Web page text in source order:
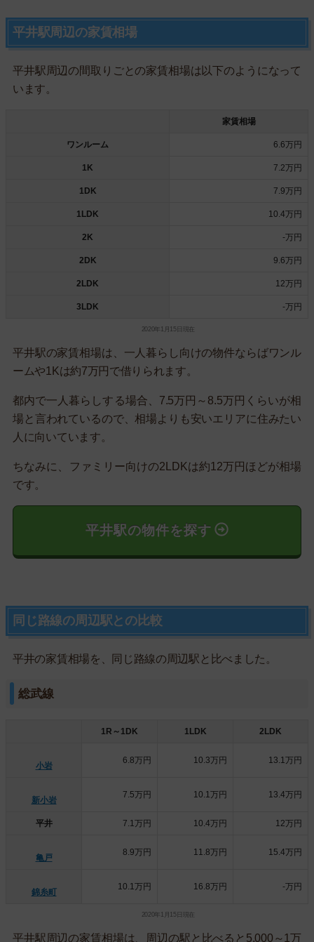
平井駅周辺の家賃相場
平井駅周辺の間取りごとの家賃相場は以下のようになって
います。
家賃相場
ワンルーム 6.6万円
1K 7.2万円
1DK 7.9万円
1LDK 10.4万円
2K -万円
2DK 9.6万円
2LDK 12万円
3LDK -万円
2020年1月15日現在
平井駅の家賃相場は、一人暮らし向けの物件ならばワンル
ームや1Kは約7万円で借りられます。
都内で一人暮らしする場合、7.5万円～8.5万円くらいが相
場と言われているので、相場よりも安いエリアに住みたい
人に向いています。
ちなみに、ファミリー向けの2LDKは約12万円ほどが相場
です。
平井駅の物件を探す
同じ路線の周辺駅との比較
平井の家賃相場を、同じ路線の周辺駅と比べました。
総武線
1R～1DK 1LDK 2LDK
小岩
6.8万円 10.3万円 13.1万円
新小岩
7.5万円 10.1万円 13.4万円
平井 7.1万円 10.4万円 12万円
亀戸
8.9万円 11.8万円 15.4万円
錦糸町
10.1万円 16.8万円 -万円
2020年1月15日現在
平井駅周辺の家賃相場は、周辺の駅と比べると5,000～1万